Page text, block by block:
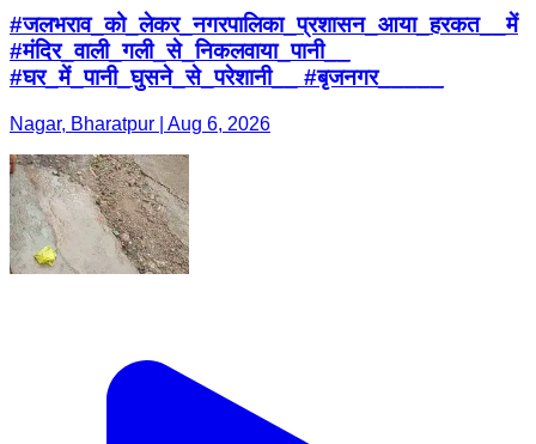
#जलभराव_को_लेकर_नगरपालिका_प्रशासन_आया_हरकत__में
#मंदिर_वाली_गली_से_निकलवाया_पानी__
#घर_में_पानी_घुसने_से_परेशानी__ #बृजनगर_____
Nagar, Bharatpur | Aug 6, 2026